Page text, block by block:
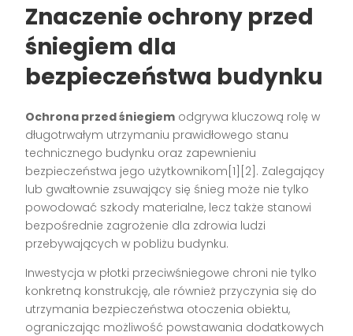
Znaczenie ochrony przed
śniegiem dla
bezpieczeństwa budynku
Ochrona przed śniegiem odgrywa kluczową rolę w
długotrwałym utrzymaniu prawidłowego stanu
technicznego budynku oraz zapewnieniu
bezpieczeństwa jego użytkownikom[1][2]. Zalegający
lub gwałtownie zsuwający się śnieg może nie tylko
powodować szkody materialne, lecz także stanowi
bezpośrednie zagrożenie dla zdrowia ludzi
przebywających w pobliżu budynku.
Inwestycja w płotki przeciwśniegowe chroni nie tylko
konkretną konstrukcję, ale również przyczynia się do
utrzymania bezpieczeństwa otoczenia obiektu,
ograniczając możliwość powstawania dodatkowych